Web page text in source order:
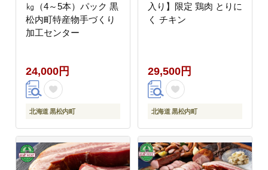
㎏（4～5本）パック 黒
松内町特産物手づくり
加工センター
24,000円
北海道 黒松内町
入り】限定 鶏肉 とりに
く チキン
29,500円
北海道 黒松内町